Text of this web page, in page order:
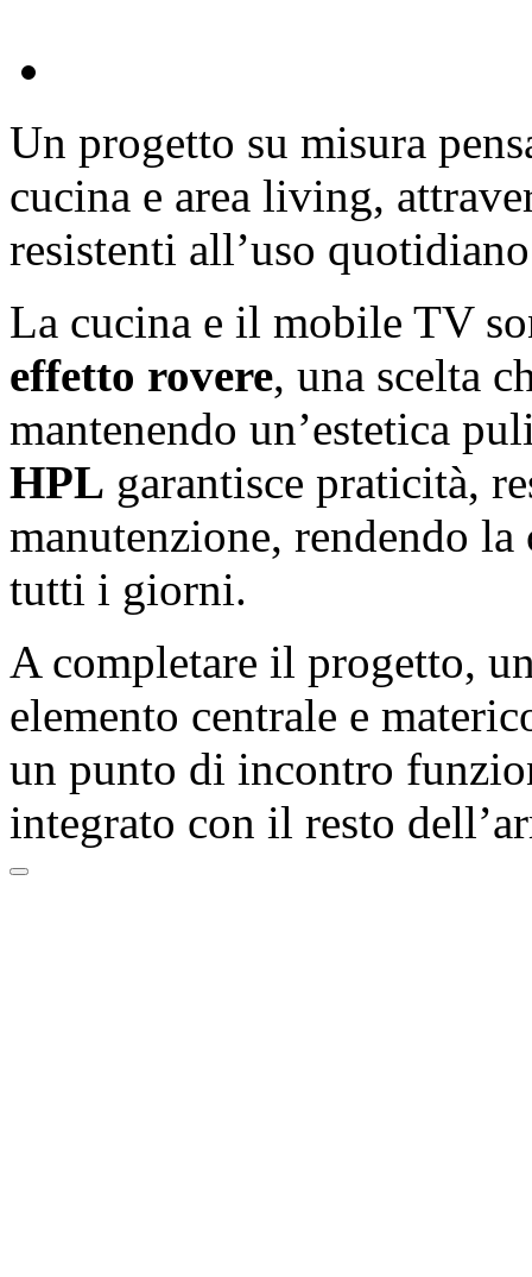
Un progetto su misura
cucina e area living,
resistenti all’uso
La cucina e il mobile TV
effetto rovere, una scelta
mantenendo un’estetica
HPL garantisce praticità,
manutenzione, rendendo
tutti i giorni.
A completare il progetto,
elemento centrale e
un punto di incontro
integrato con il resto